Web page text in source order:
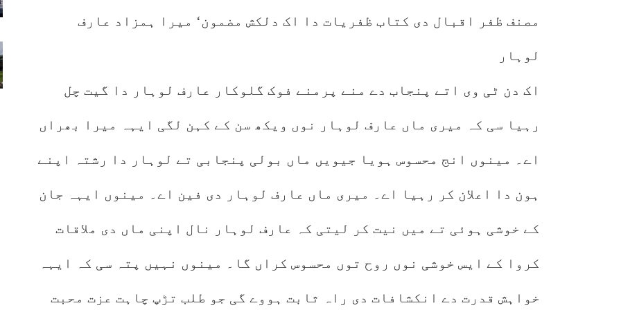
مصنف ظفر اقبال دی کتاب ظفریات دا اک دلکش مضمون‘ میرا ہمزاد عارف
لوہار
اک دن ٹی وی اتے پنجاب دے منے پرمنے فوک گلوکار عارف لوہار دا گیت چل
رہیا سی کہ میری ماں عارف لوہار نوں ویکھ سن کے کہن لگی ایہہ میرا بھراں
اے۔ مینوں انج محسوس ہویا جیویں ماں بولی پنجابی تے لوہار دا رشتہ اپنے
ہون دا اعلان کر رہیا اے۔ میری ماں عارف لوہار دی فین اے۔ مینوں ایہہ جان
کے خوشی ہوئی تے میں نیت کر لیتی کہ عارف لوہار نال اپنی ماں دی ملاقات
کروا کے ایس خوشی نوں روح توں محسوس کراں گا۔ مینوں نہیں پتہ سی کہ ایہہ
خواہش قدرت دے انکشافات دی راہ ثابت ہووے گی جو طلب تڑپ چاہت عزت محبت